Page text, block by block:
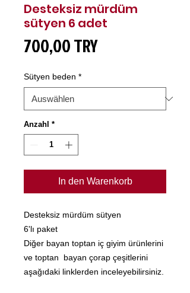
Desteksiz mürdüm
sütyen 6 adet
700,00 TRYPreis
Sütyen beden *
Anzahl *
In den Warenkorb
Desteksiz mürdüm sütyen
6'lı paket
Diğer bayan toptan iç giyim ürünlerini
ve toptan bayan çorap çeşitlerini
aşağıdaki linklerden inceleyebilirsiniz.